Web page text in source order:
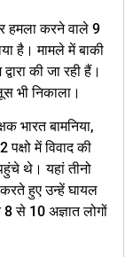
हमला करने वाले 9
है। मामले में बाकी
की जा रही हैं।
भी निकाला।
भारत बामनिया,
में विवाद की
थे। यहां तीनो
हुए उन्हें घायल
से 10 अज्ञात लोगों